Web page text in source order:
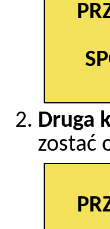
Druga
zostać